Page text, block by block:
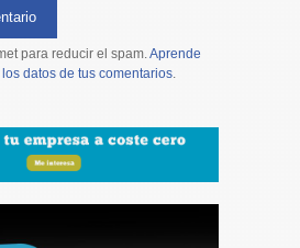
para reducir el spam.Aprende
datos de tus comentarios.